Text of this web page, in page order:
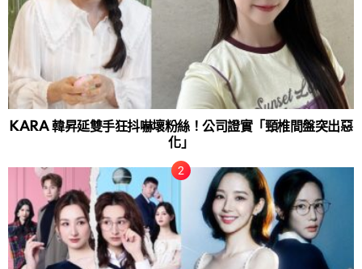
KARA 韓昇延雙手狂抖嚇壞粉絲！公司證實「頸椎間盤突出惡
化」